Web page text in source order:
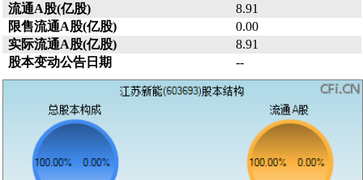
流通A股(亿股)
8.91
限售流通A股(亿股)
0.00
实际流通A股(亿股)
8.91
股本变动公告日期
--